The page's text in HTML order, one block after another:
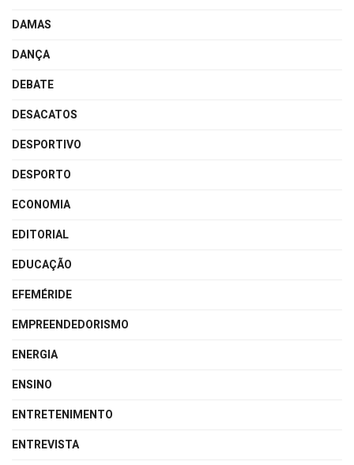
DAMAS
DANÇA
DEBATE
DESACATOS
DESPORTIVO
DESPORTO
ECONOMIA
EDITORIAL
EDUCAÇÃO
EFEMÉRIDE
EMPREENDEDORISMO
ENERGIA
ENSINO
ENTRETENIMENTO
ENTREVISTA